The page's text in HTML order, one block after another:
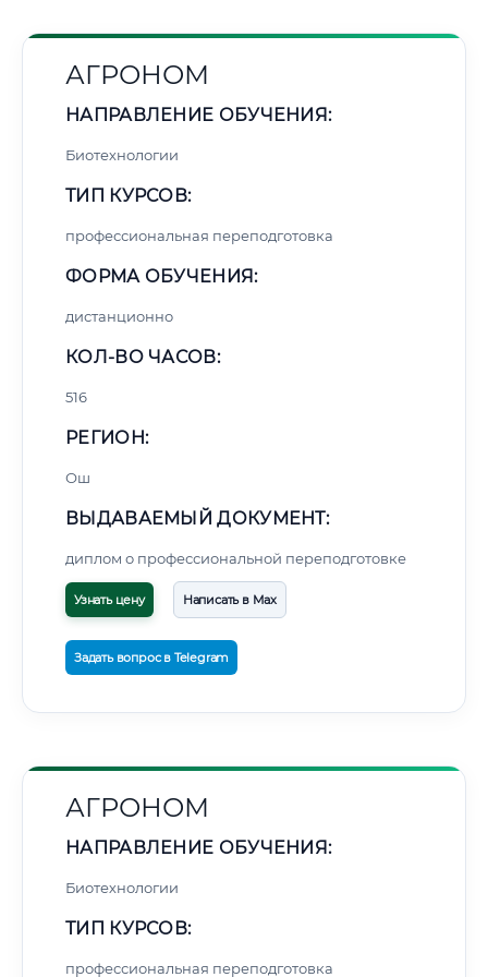
АГРОНОМ
НАПРАВЛЕНИЕ ОБУЧЕНИЯ:
Биотехнологии
ТИП КУРСОВ:
профессиональная переподготовка
ФОРМА ОБУЧЕНИЯ:
дистанционно
КОЛ-ВО ЧАСОВ:
516
РЕГИОН:
Ош
ВЫДАВАЕМЫЙ ДОКУМЕНТ:
диплом о профессиональной переподготовке
Узнать цену Написать в Max
Задать вопрос в Telegram
АГРОНОМ
НАПРАВЛЕНИЕ ОБУЧЕНИЯ:
Биотехнологии
ТИП КУРСОВ:
профессиональная переподготовка